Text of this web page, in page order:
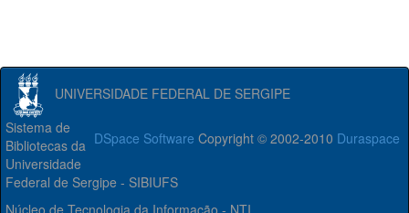
UNIVERSIDADE FEDERAL DE SERGIPE
DSpace Software Copyright © 2002-2010 Duraspace
Sistema de
Bibliotecas da
Universidade
Federal de Sergipe - SIBIUFS
Núcleo de Tecnologia da Informação - NTI